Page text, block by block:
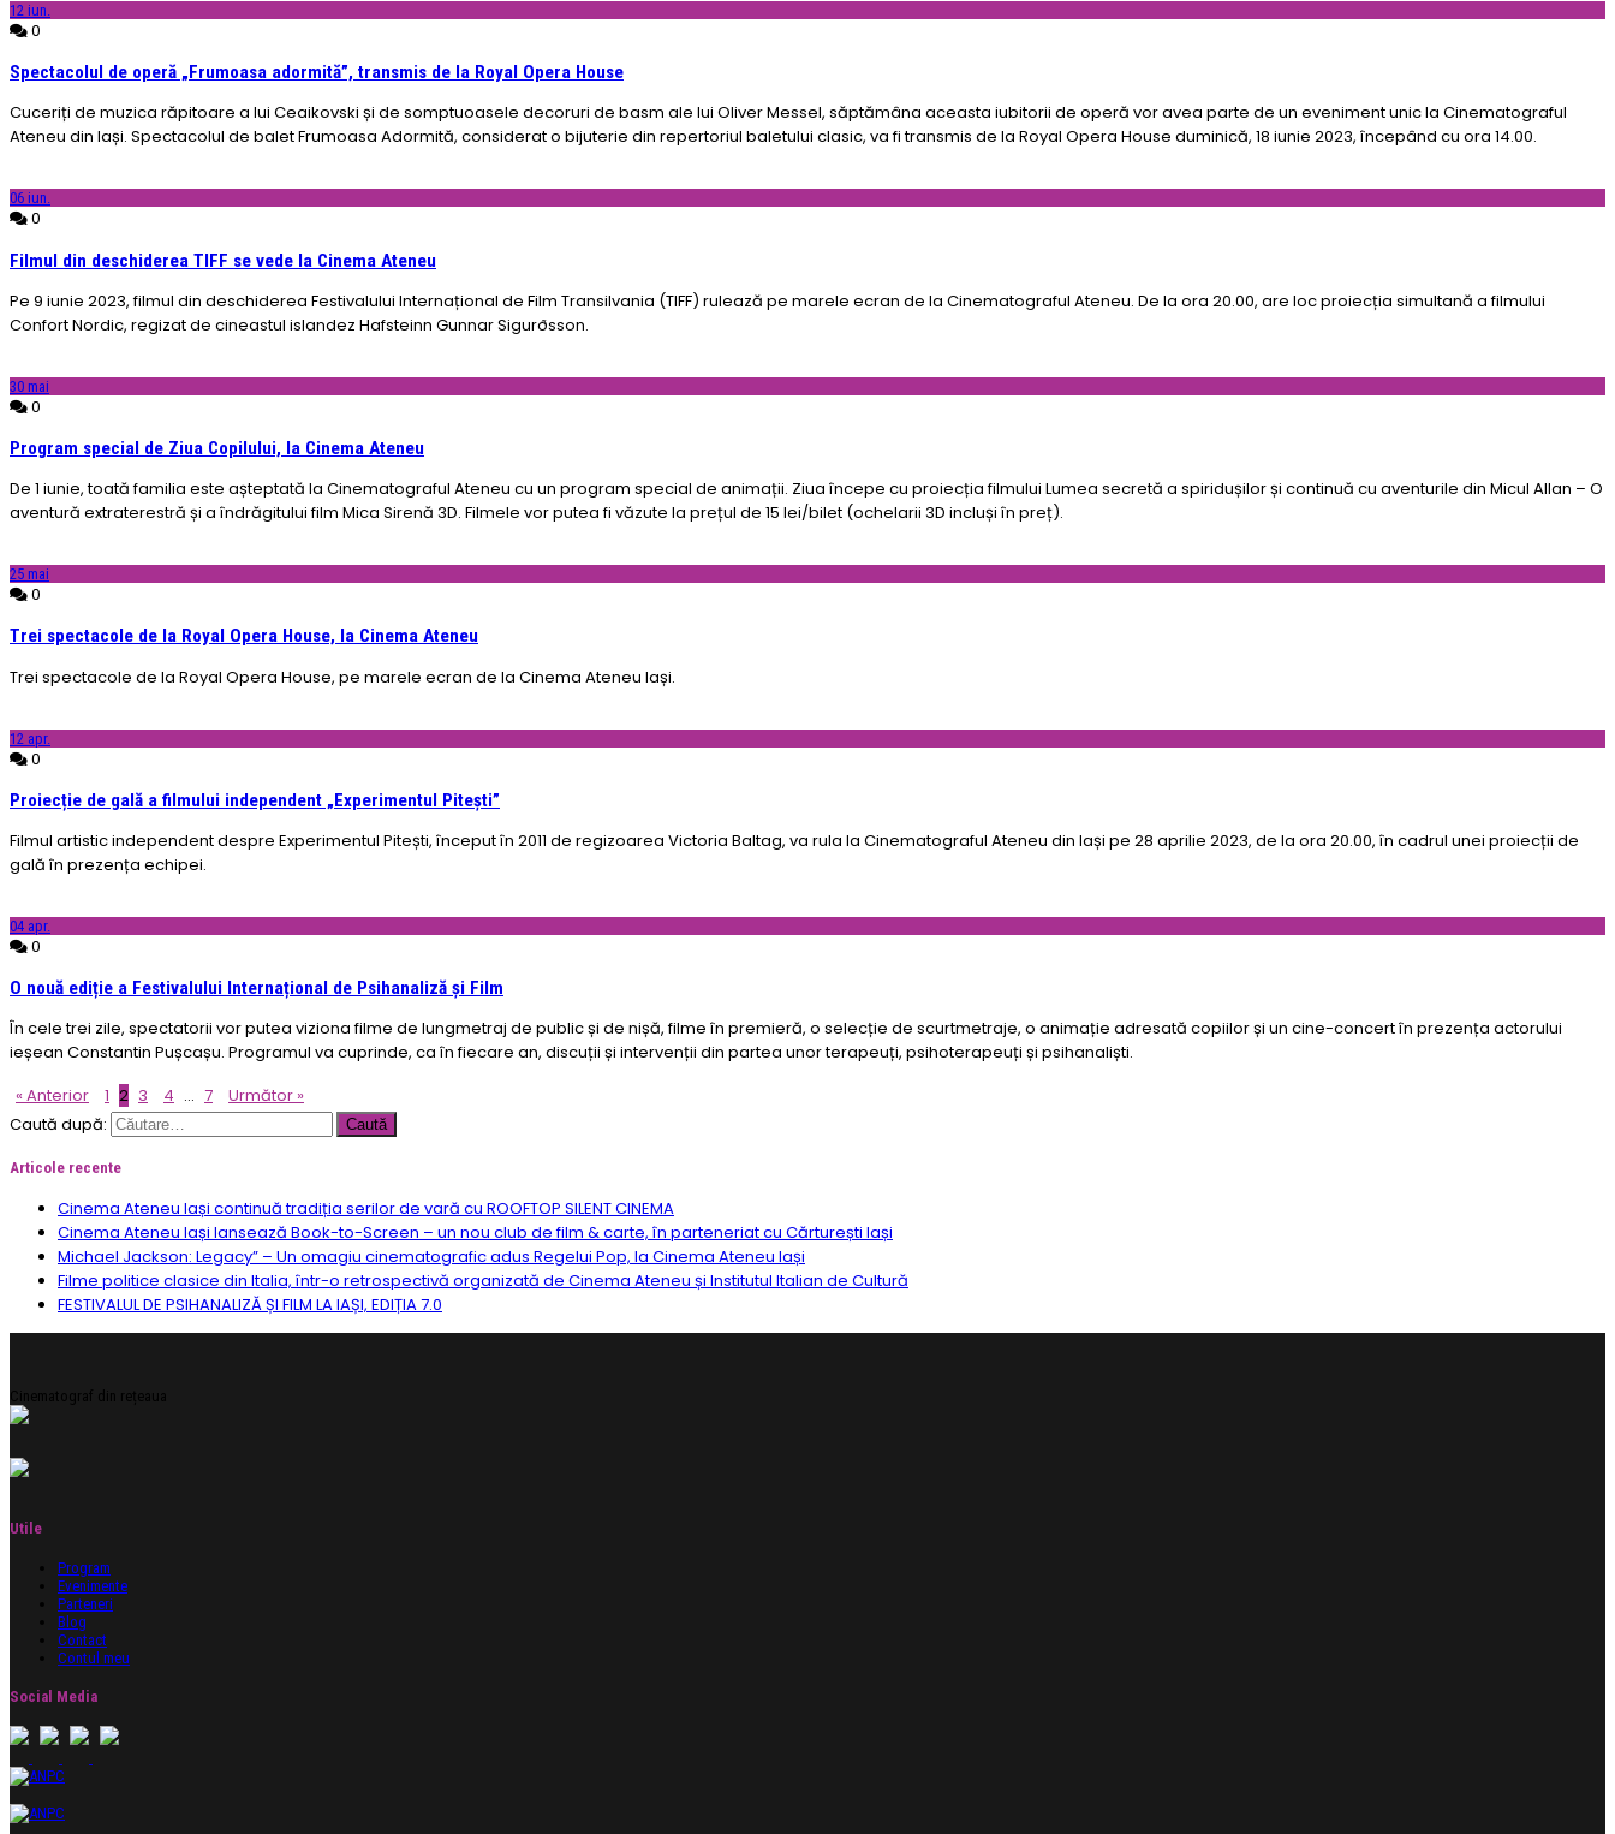
12 iun.
0
Spectacolul de operă „Frumoasa adormită”, transmis de la Royal Opera House
Cuceriți de muzica răpitoare a lui Ceaikovski și de somptuoasele decoruri de basm ale lui Oliver Messel, săptămâna aceasta iubitorii de operă vor avea parte de un eveniment unic la Cinematograful
Ateneu din Iași. Spectacolul de balet Frumoasa Adormită, considerat o bijuterie din repertoriul baletului clasic, va fi transmis de la Royal Opera House duminică, 18 iunie 2023, începând cu ora 14.00.
06 iun.
0
Filmul din deschiderea TIFF se vede la Cinema Ateneu
Pe 9 iunie 2023, filmul din deschiderea Festivalului Internațional de Film Transilvania (TIFF) rulează pe marele ecran de la Cinematograful Ateneu. De la ora 20.00, are loc proiecția simultană a filmului
Confort Nordic, regizat de cineastul islandez Hafsteinn Gunnar Sigurðsson.
30 mai
0
Program special de Ziua Copilului, la Cinema Ateneu
De 1 iunie, toată familia este așteptată la Cinematograful Ateneu cu un program special de animații. Ziua începe cu proiecția filmului Lumea secretă a spiridușilor și continuă cu aventurile din Micul Allan – O
aventură extraterestră și a îndrăgitului film Mica Sirenă 3D. Filmele vor putea fi văzute la prețul de 15 lei/bilet (ochelarii 3D incluși în preț).
25 mai
0
Trei spectacole de la Royal Opera House, la Cinema Ateneu
Trei spectacole de la Royal Opera House, pe marele ecran de la Cinema Ateneu Iași.
12 apr.
0
Proiecție de gală a filmului independent „Experimentul Pitești”
Filmul artistic independent despre Experimentul Pitești, început în 2011 de regizoarea Victoria Baltag, va rula la Cinematograful Ateneu din Iași pe 28 aprilie 2023, de la ora 20.00, în cadrul unei proiecții de
gală în prezența echipei.
04 apr.
0
O nouă ediție a Festivalului Internațional de Psihanaliză și Film
În cele trei zile, spectatorii vor putea viziona filme de lungmetraj de public și de nișă, filme în premieră, o selecție de scurtmetraje, o animație adresată copiilor și un cine-concert în prezența actorului
ieșean Constantin Pușcașu. Programul va cuprinde, ca în fiecare an, discuții și intervenții din partea unor terapeuți, psihoterapeuți și psihanaliști.
« Anterior
1 2 3 4 … 7
Următor »
Caută după:
Articole recente
Cinema Ateneu Iași continuă tradiția serilor de vară cu ROOFTOP SILENT CINEMA
Cinema Ateneu Iași lansează Book-to-Screen – un nou club de film & carte, în parteneriat cu Cărturești Iași
Michael Jackson: Legacy” – Un omagiu cinematografic adus Regelui Pop, la Cinema Ateneu Iași
Filme politice clasice din Italia, într-o retrospectivă organizată de Cinema Ateneu și Institutul Italian de Cultură
FESTIVALUL DE PSIHANALIZĂ ȘI FILM LA IAȘI, EDIȚIA 7.0
Cinematograf din rețeaua
Utile
Program
Evenimente
Parteneri
Blog
Contact
Contul meu
Social Media